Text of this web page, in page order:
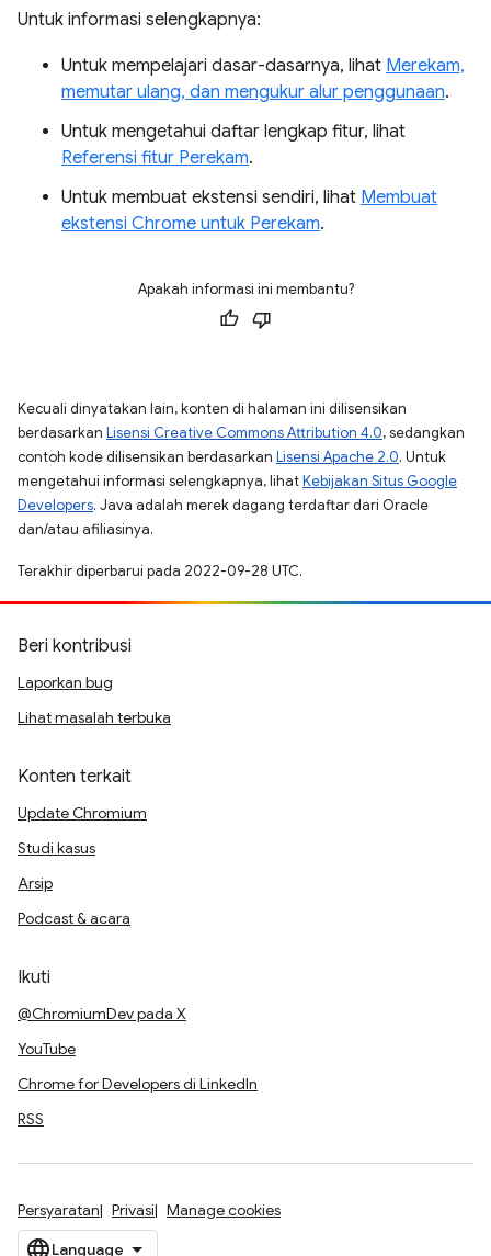
Untuk informasi selengkapnya:
Untuk mempelajari dasar-dasarnya, lihat Merekam,
memutar ulang, dan mengukur alur penggunaan.
Untuk mengetahui daftar lengkap fitur, lihat
Referensi fitur Perekam.
Untuk membuat ekstensi sendiri, lihat Membuat
ekstensi Chrome untuk Perekam.
Apakah informasi ini membantu?
Kecuali dinyatakan lain, konten di halaman ini dilisensikan
berdasarkan Lisensi Creative Commons Attribution 4.0, sedangkan
contoh kode dilisensikan berdasarkan Lisensi Apache 2.0. Untuk
mengetahui informasi selengkapnya, lihatKebijakan Situs Google
Developers. Java adalah merek dagang terdaftar dari Oracle
dan/atau afiliasinya.
Terakhir diperbarui pada 2022-09-28 UTC.
Beri kontribusi
Laporkan bug
Lihat masalah terbuka
Konten terkait
Update Chromium
Studi kasus
Arsip
Podcast & acara
Ikuti
@ChromiumDev pada X
YouTube
Chrome for Developers di LinkedIn
RSS
Persyaratan Privasi Manage cookies